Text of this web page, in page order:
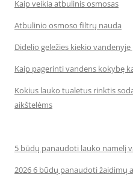
Kaip veikia atbulinis osmosas
Atbulinio osmoso filtrų nauda
Didelio geležies kiekio
Kaip pagerinti vandens kokybę
Kokius lauko tualetus rinktis
aikštelėms
5 būdų panaudoti lauko namelį
2026 6 būdų panaudoti žaidimų